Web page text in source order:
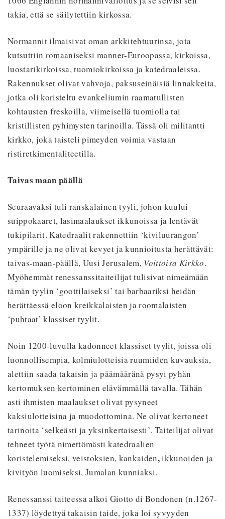
takia, että se säilytettiin kirkossa.
Normannit ilmaisivat oman arkkitehtuurinsa, jota
kutsuttiin romaaniseksi manner-Euroopassa, kirkoissa,
luostarikirkoissa, tuomiokirkoissa ja katedraaleissa.
Rakennukset olivat vahvoja, paksuseinäisiä linnakkeita,
jotka oli koristeltu evankeliumin raamatullisten
kohtausten freskoilla, viimeisellä tuomiolla tai
kristillisten pyhimysten tarinoilla. Tässä oli militantti
kirkko, joka taisteli pimeyden voimia vastaan
ristiretkimentaliteetilla.
Taivas maan päällä
Seuraavaksi tuli ranskalainen tyyli, johon kuului
suippokaaret, lasimaalaukset ikkunoissa ja lentävät
tukipilarit. Katedraalit rakennettiin ‘kiviluurangon’
ympärille ja ne olivat kevyet ja kunnioitusta herättävät:
taivas-maan-päällä, Uusi Jerusalem, Voittoisa Kirkko.
Myöhemmät renessanssitaiteilijat tulisivat nimeämään
tämän tyylin ‘goottilaiseksi’ tai barbaariksi heidän
herättäessä eloon kreikkalaisten ja roomalaisten
‘puhtaat’ klassiset tyylit.
Noin 1200-luvulla kadonneet klassiset tyylit, joissa oli
luonnollisempia, kolmiulotteisia ruumiiden kuvauksia,
alettiin saada takaisin ja päämääränä pysyi pyhän
kertomuksen kertominen elävämmällä tavalla. Tähän
asti ihmisten maalaukset olivat pysyneet
kaksiulotteisina ja muodottomina. Ne olivat kertoneet
tarinoita ‘selkeästi ja yksinkertaisesti’. Taiteilijat olivat
tehneet työtä nimettömästi katedraalien
koristelemiseksi, veistoksien, kankaiden,ikkunoiden ja
kivityön luomiseksi, Jumalan kunniaksi.
Renessanssi taiteessa alkoi Giotto di Bondonen (n.1267-
1337) löydettyä takaisin taide, joka loi syvyyden